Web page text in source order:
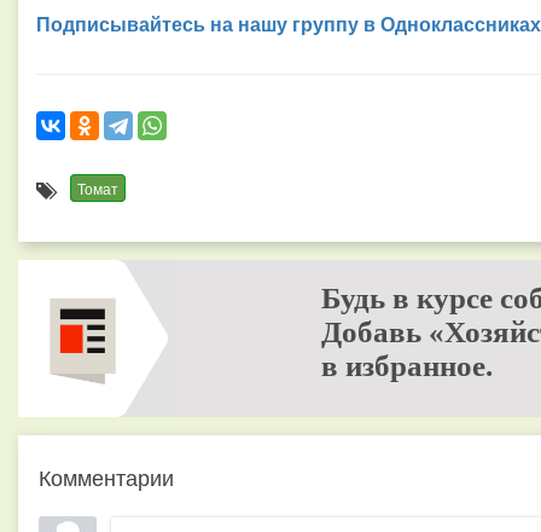
Подписывайтесь на нашу группу в Одноклассниках
Томат
Будь в курсе
Добавь
в избранное.
Комментарии